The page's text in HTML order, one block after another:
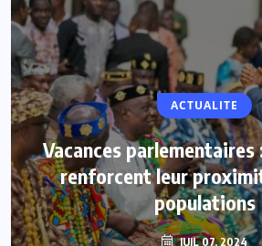
ACTUALITE
Vacances parlementaires
renforcent leur
populations
JUIL 07, 2024
NON CLASSÉ
Evala 2024 : « THE VOICE
innovation de la SNB
plaisir des artistes
JUIL 07, 2024